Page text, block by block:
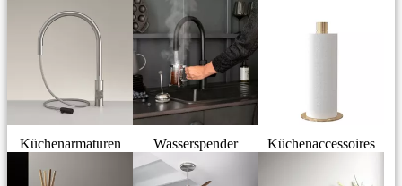
Küchenarmaturen Wasserspender Küchenaccessoires